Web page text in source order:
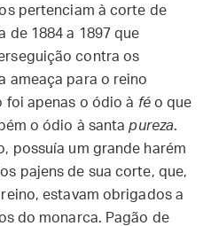
pertenciam à corte de
de 1884 a 1897 que
contra os
ameaça para o reino
foi apenas o ódio à féo que
o ódio à santapureza.
possuía um grande harém
pajens de sua corte, que,
estavam obrigados a
do monarca. Pagão de